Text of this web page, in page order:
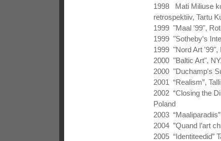
1998 Mati Miliuse
retrospektiiv, Tartu
1999 "Maal '99",
1999 "Sotheby's
1999 "Nord Art '99",
2000 "Baltic Art",
2000 "Duchamp's
2001 “Realism”,
2002 “Closing the
Poland
2003
2004 ”Quand l’art
2005 “Identiteedid”